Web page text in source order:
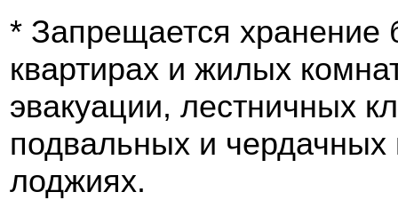
* Запрещается хранение
квартирах и жилых
эвакуации, лестничных
подвальных и
лоджиях.